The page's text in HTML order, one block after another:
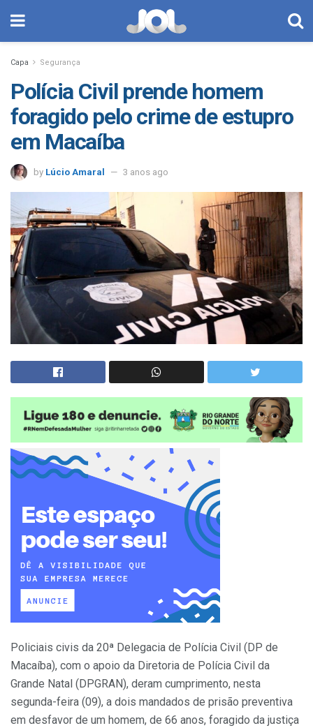
Capa Segurança
Polícia Civil prende homem
foragido pelo crime de estupro
em Macaíba
by Lúcio Amaral 3 anos ago
Policiais civis da 20ª Delegacia de Polícia Civil (DP de
Macaíba), com o apoio da Diretoria de Polícia Civil da
Grande Natal (DPGRAN), deram cumprimento, nesta
segunda-feira (09), a dois mandados de prisão preventiva
em desfavor de um homem, de 66 anos, foragido da justiça